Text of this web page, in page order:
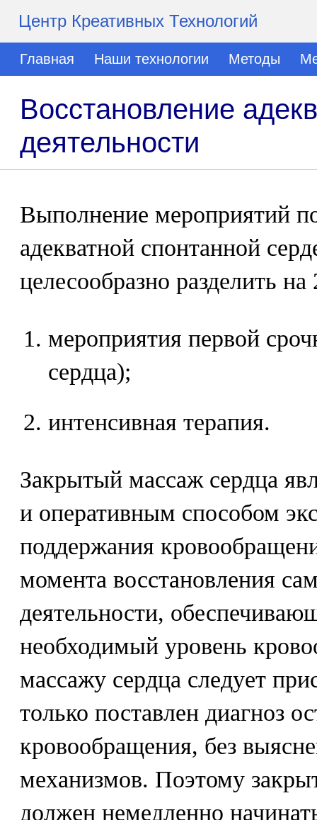
Центр Креативных Технологий
Главная Наши технологии Методы
Восстановление
деятельности
Выполнение мероприятий
адекватной спонтанной
целесообразно разделить на
мероприятия первой
сердца);
интенсивная терапия.
Закрытый массаж сердца
и оперативным способом
поддержания
момента восстановления
деятельности,
необходимый уровень
массажу сердца следует
только поставлен диагноз
кровообращения, без
механизмов. Поэтому
должен немедленно